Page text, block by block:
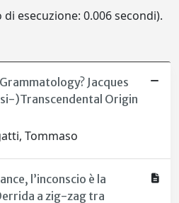
esecuzione: 0.006 secondi).
Jacques
)Transcendental Origin
Tommaso
l’inconscio è la
a zig-zag tra